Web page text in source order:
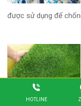
được sử dụng để
lựa chọn nhất hiện
HOTLINE